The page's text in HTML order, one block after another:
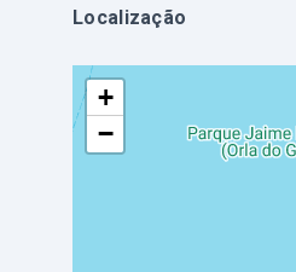
Localização
+
−